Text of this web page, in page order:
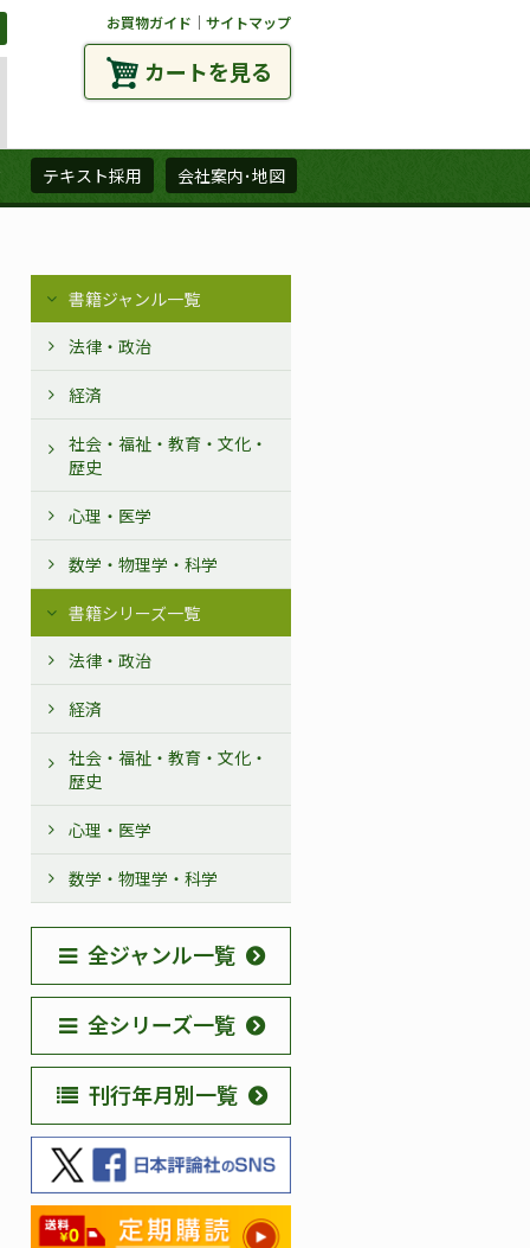
お買物ガイド ｜ サイトマップ
カートを見る
テキスト採用 会社案内･地図
書籍ジャンル一覧
法律・政治
経済
社会・福祉・教育・文化・
歴史
心理・医学
数学・物理学・科学
書籍シリーズ一覧
法律・政治
経済
社会・福祉・教育・文化・
歴史
心理・医学
数学・物理学・科学
全ジャンル一覧
全シリーズ一覧
刊行年月別一覧